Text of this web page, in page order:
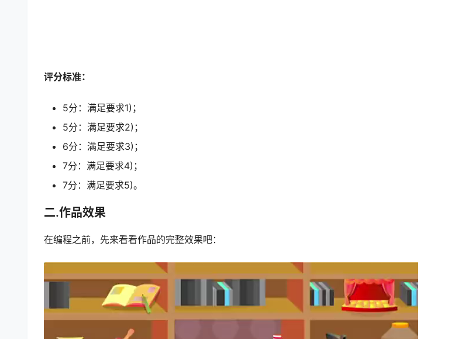
评分标准：
5分：满足要求1)；
5分：满足要求2)；
6分：满足要求3)；
7分：满足要求4)；
7分：满足要求5)。
二.作品效果
在编程之前，先来看看作品的完整效果吧：
频
放
器